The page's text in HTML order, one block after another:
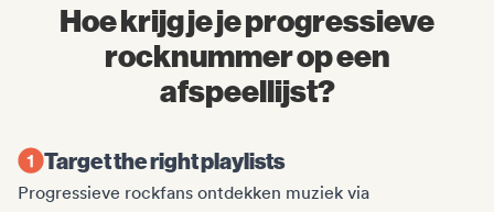
Hoe krijg je je progressieve
rocknummer op een
afspeellijst?
Target the right playlists
Progressieve rockfans ontdekken muziek via